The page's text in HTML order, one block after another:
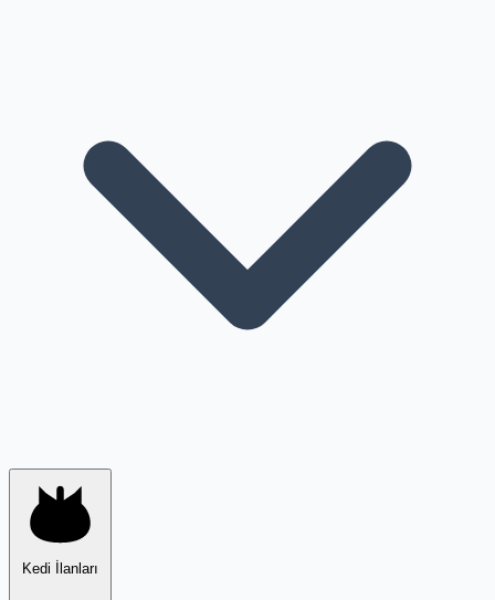
Kedi İlanları